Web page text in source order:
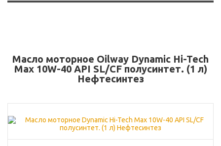
Масло моторное Oilway Dynamic Hi-Tech
Max 10W-40 API SL/CF полусинтет. (1 л)
Нефтесинтез